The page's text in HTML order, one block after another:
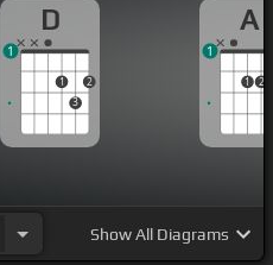
D
1
3
2
1
A
1 2
1
ShowAll Diagrams